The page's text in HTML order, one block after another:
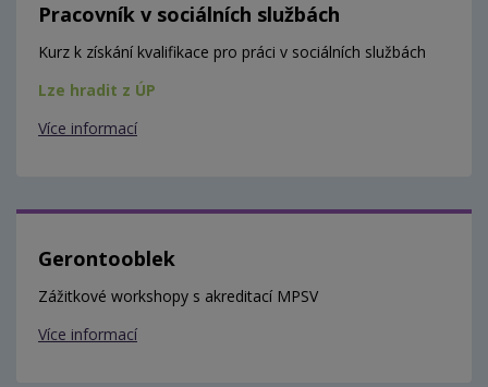
Pracovník v sociálních službách
Kurz k získání kvalifikace pro práci v sociálních službách
Lze hradit z ÚP
Více informací
Gerontooblek
Zážitkové workshopy s akreditací MPSV
Více informací